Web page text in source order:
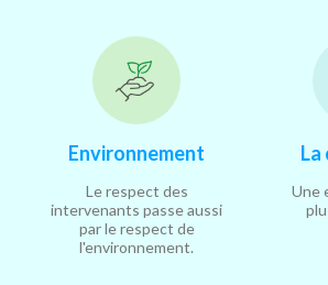
Environnement
Le respect des
intervenants passe aussi
par le respect de
l'environnement.
La
Une